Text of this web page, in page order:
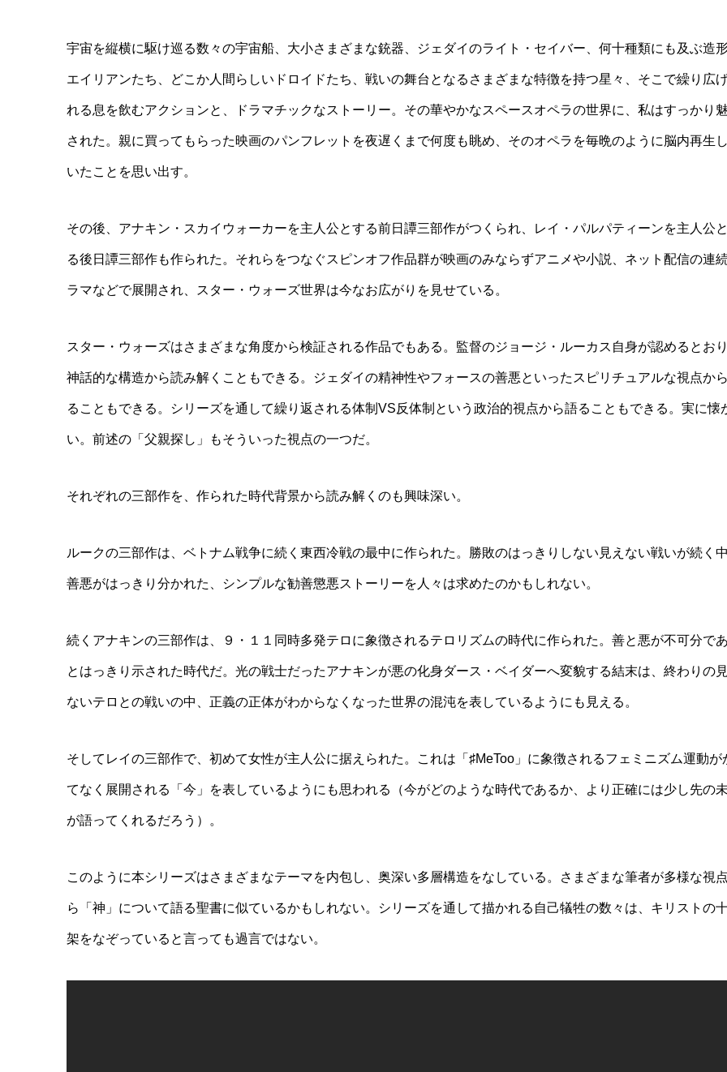
宇宙を縦横に駆け巡る数々の宇宙船、大小さまざまな銃器、ジェダイのライト・セイバー、何十種類にも及ぶ造
エイリアンたち、どこか人間らしいドロイドたち、戦いの舞台となるさまざまな特徴を持つ星々、そこで繰り広
れる息を飲むアクションと、ドラマチックなストーリー。その華やかなスペースオペラの世界に、私はすっかり
された。親に買ってもらった映画のパンフレットを夜遅くまで何度も眺め、そのオペラを毎晩のように脳内再生
いたことを思い出す。
その後、アナキン・スカイウォーカーを主人公とする前日譚三部作がつくられ、レイ・パルパティーンを主人公
る後日譚三部作も作られた。それらをつなぐスピンオフ作品群が映画のみならずアニメや小説、ネット配信の連
ラマなどで展開され、スター・ウォーズ世界は今なお広がりを見せている。
スター・ウォーズはさまざまな角度から検証される作品でもある。監督のジョージ・ルーカス自身が認めるとおり
神話的な構造から読み解くこともできる。ジェダイの精神性やフォースの善悪といったスピリチュアルな視点か
ることもできる。シリーズを通して繰り返される体制VS反体制という政治的視点から語ることもできる。実に懐
い。前述の「父親探し」もそういった視点の一つだ。
それぞれの三部作を、作られた時代背景から読み解くのも興味深い。
ルークの三部作は、ベトナム戦争に続く東西冷戦の最中に作られた。勝敗のはっきりしない見えない戦いが続く中
善悪がはっきり分かれた、シンプルな勧善懲悪ストーリーを人々は求めたのかもしれない。
続くアナキンの三部作は、９・１１同時多発テロに象徴されるテロリズムの時代に作られた。善と悪が不可分で
とはっきり示された時代だ。光の戦士だったアナキンが悪の化身ダース・ベイダーへ変貌する結末は、終わりの見
ないテロとの戦いの中、正義の正体がわからなくなった世界の混沌を表しているようにも見える。
そしてレイの三部作で、初めて女性が主人公に据えられた。これは「♯MeToo」に象徴されるフェミニズム運動が
てなく展開される「今」を表しているようにも思われる（今がどのような時代であるか、より正確には少し先の
が語ってくれるだろう）。
このように本シリーズはさまざまなテーマを内包し、奥深い多層構造をなしている。さまざまな筆者が多様な視
ら「神」について語る聖書に似ているかもしれない。シリーズを通して描かれる自己犠牲の数々は、キリストの
架をなぞっていると言っても過言ではない。